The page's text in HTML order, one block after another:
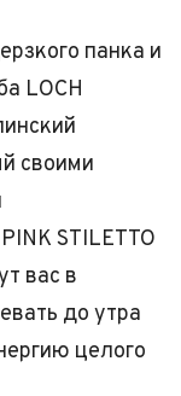
панка и
LOCH
своими
STILETTO
вас в
до утра
целого